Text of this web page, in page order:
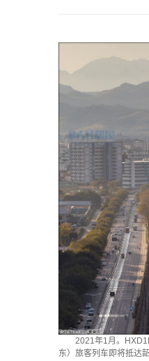
2021年1月。
东）旅客列车即将抵达